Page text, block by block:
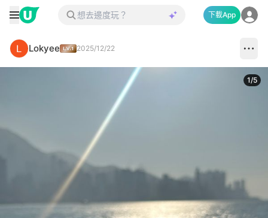
下載App
Lokyee 2025/12/22
1/5